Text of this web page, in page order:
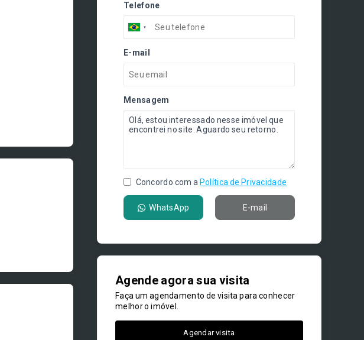
Telefone
E-mail
Mensagem
Concordo com a Política de Privacidade
WhatsApp E-mail
Agende agora sua visita
Faça um agendamento de visita para conhecer
melhor o imóvel.
Agendar visita